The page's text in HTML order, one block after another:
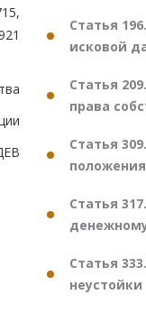
Статья
исковой
Статья
права
Статья
положения
Статья
Статья
неустойки